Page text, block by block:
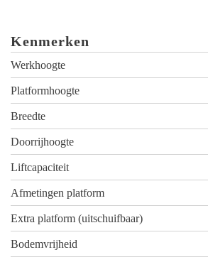
Kenmerken
Werkhoogte
Platformhoogte
Breedte
Doorrijhoogte
Liftcapaciteit
Afmetingen platform
Extra platform (uitschuifbaar)
Bodemvrijheid